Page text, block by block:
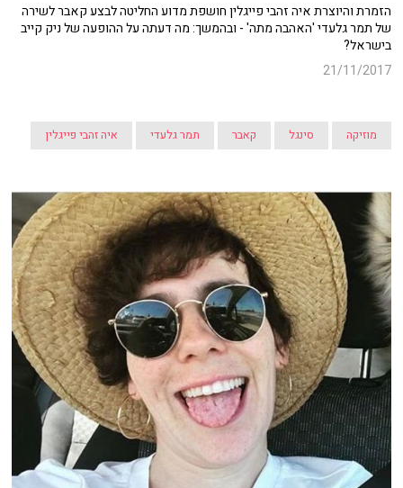
הזמרת והיוצרת איה זהבי פייגלין חושפת מדוע החליטה לבצע קאבר לשירה
של תמר גלעדי 'האהבה מתה' - ובהמשך: מה דעתה על ההופעה של ניק קייב
בישראל?
21/11/2017
מוזיקה סינגל קאבר תמר גלעדי איה זהבי פייגלין